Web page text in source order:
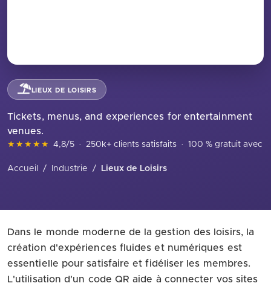
LIEUX DE LOISIRS
Tickets, menus, and experiences for entertainment
venues.
★★★★★ 4,8/5 · 250k+ clients satisfaits · 100 % gratuit avec
Accueil / Industrie / Lieux de Loisirs
Dans le monde moderne de la gestion des loisirs, la
création d'expériences fluides et numériques est
essentielle pour satisfaire et fidéliser les membres.
L'utilisation d'un code QR aide à connecter vos sites